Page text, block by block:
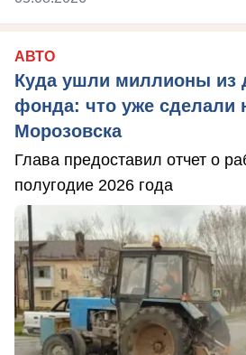
АВТО
Куда ушли миллионы из
фонда: что уже сделали
Морозовска
Глава предоставил отчет о
полугодие 2026 года